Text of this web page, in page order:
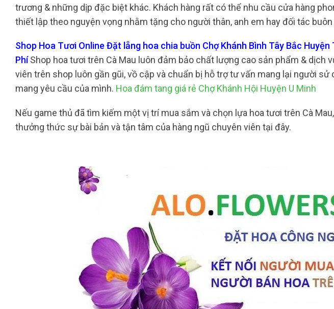
trương & những dịp đặc biệt khác. Khách hàng rất có thể nhu cầu cửa hàng
thiết lập theo nguyện vọng nhằm tặng cho người thân, anh em hay đối tác buôn
Shop Hoa Tươi Online Đặt lẵng hoa chia buồn Chợ Khánh Bình Tây Bắc
PhíShop hoa tươi trên Cà Mau luôn đảm bảo chất lượng cao sản phẩm & dịch
viên trên shop luôn gần gũi, vồ cập và chuẩn bị hỗ trợ tư vấn mang lại người
mang yêu cầu của mình. Hoa đám tang giá rẻ Chợ Khánh Hội Huyện U Minh
Nếu game thủ đã tìm kiếm một vị trí mua sắm và chọn lựa hoa tươi trên Cà
thưởng thức sự bài bản và tận tâm của hàng ngũ chuyên viên tại đây.